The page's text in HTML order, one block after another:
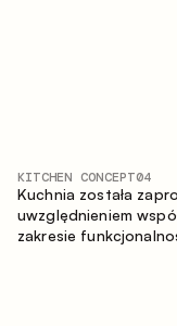
KITCHEN CONCEPT04
Kuchnia została
uwzględnieniem
zakresie